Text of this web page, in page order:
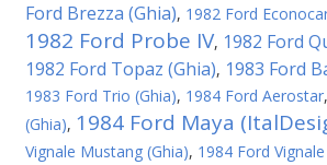
Ford Brezza (Ghia), 1982 Ford
1982 Ford Probe IV, 1982 Ford
1982 Ford Topaz (Ghia), 1983 Ford
1983 Ford Trio (Ghia), 1984 Ford Aerostar,
(Ghia), 1984 Ford Maya
Vignale Mustang (Ghia), 1984 Ford